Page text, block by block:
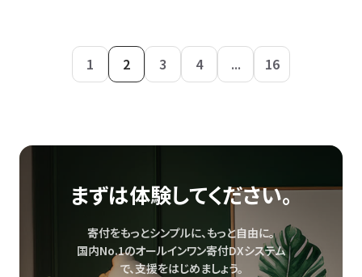
1 2 3 4 ... 16
まずは体験してください。
寄付をもっとシンプルに、もっと自由に。
国内No.1のオールインワン寄付DXシステム
で、支援をはじめましょう。